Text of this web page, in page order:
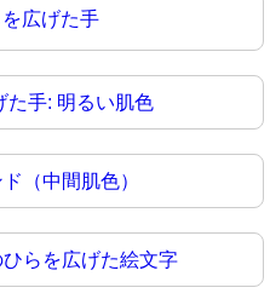
広げた手
た手: 明るい肌色
（中間肌色）
らを広げた絵文字